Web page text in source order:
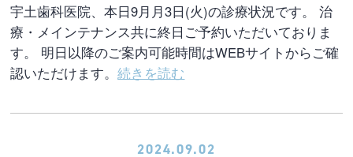
宇土歯科医院、本日9月月3日(火)の診療状況です。 治
療・メインテナンス共に終日ご予約いただいておりま
す。 明日以降のご案内可能時間はWEBサイトからご確
認いただけます。続きを読む
2024.09.02